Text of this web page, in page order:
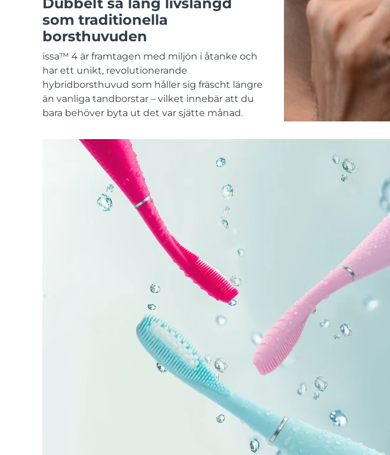
Dubbelt så lång livslängd
som traditionella
borsthuvuden
issa™ 4 är framtagen med miljön i åtanke och
har ett unikt, revolutionerande
hybridborsthuvud som håller sig fräscht längre
än vanliga tandborstar – vilket innebär att du
bara behöver byta ut det var sjätte månad.
All acne treatment devices
All revitalizing eye massagers
KIWI™-hudvård
Advanced pore care essentials
Serum
For healthy hair
issa™ Teeth Whitening Gel
18% PAP
Kosmetika
Man
Handla allt